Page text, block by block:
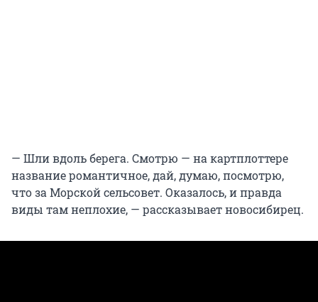
— Шли вдоль берега. Смотрю — на картплоттере
название романтичное, дай, думаю, посмотрю,
что за Морской сельсовет. Оказалось, и правда
виды там неплохие, — рассказывает новосибирец.